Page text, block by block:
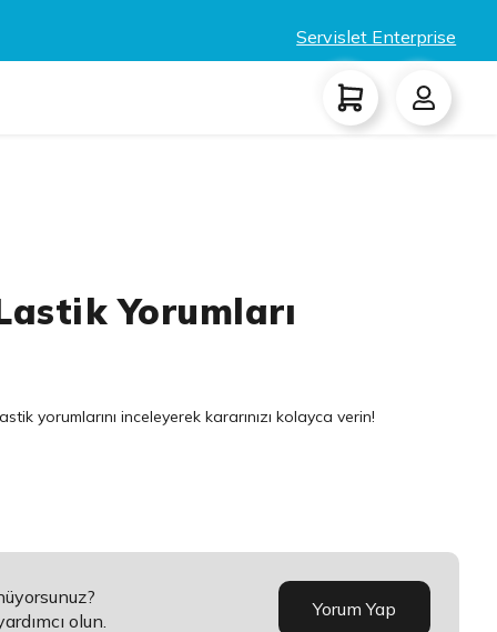
Servislet Enterprise
Yorumları
yorumlarını inceleyerek kararınızı kolayca verin!
olun.
Yorum Yap